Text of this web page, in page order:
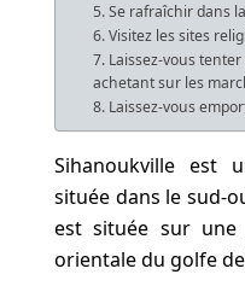
5. Se rafraîchir dans
6. Visitez les sites
7. Laissez-vous
achetant sur les
8. Laissez-vous
Sihanoukville est
située dans le sud-
est située sur
orientale du golfe